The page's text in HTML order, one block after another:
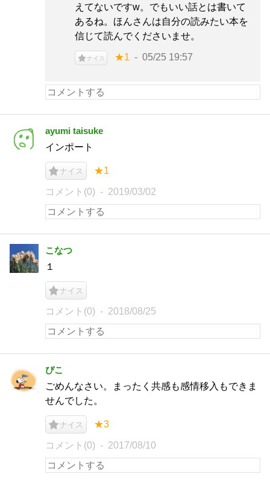
えてないですw。でもいい話とは書いて
あるね。ほんさんは自分の読みたい本を
信じて読んでくださいませ。
ナイス ★1 05/25 19:57
ayumi taisuke
インポート
ナイス ★1
コメント(0) 2019/03/02
こなつ
１
ナイス
コメント(0) 2018/08/25
ぴこ
ごめんなさい。まったく共感も感情移入もできま
せんでした。
ナイス ★3
コメント(0) 2017/08/10